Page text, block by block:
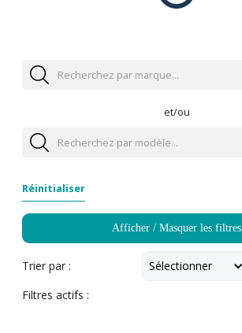
et/ou
Réinitialiser
Afficher / Masquer les filtres
Filtres actifs :
Trier par : Sélectionner